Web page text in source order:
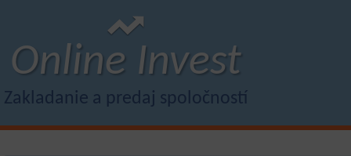
Online Invest
Zakladanie a predaj spoločností